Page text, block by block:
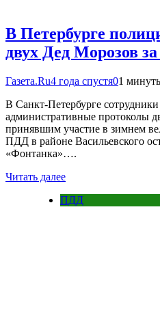
В Петербурге
двух Дед Морозов
Газета.Ru4 года спустя01
В Санкт-Петербурге
административные протоколы
принявшим участие в зимнем
ПДД в районе Васильевского
«Фонтанка»….
Читать далее
ПДД